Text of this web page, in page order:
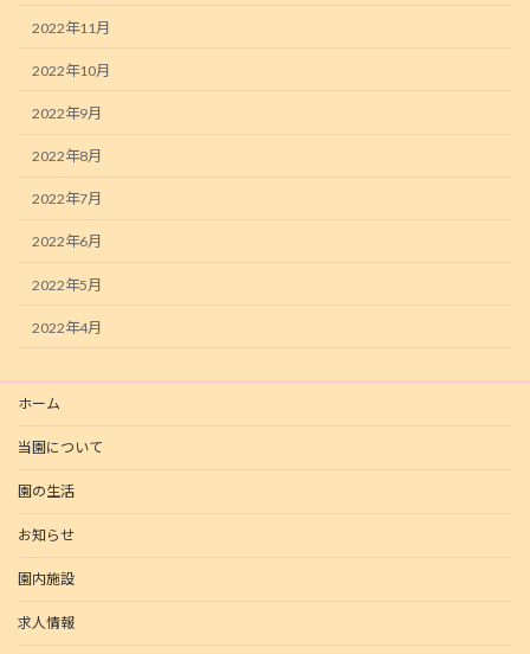
2022年11月
2022年10月
2022年9月
2022年8月
2022年7月
2022年6月
2022年5月
2022年4月
ホーム
当園について
園の生活
お知らせ
園内施設
求人情報